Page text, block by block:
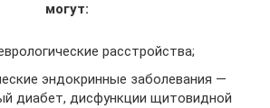
могут:
расстройства;
эндокринные заболевания —
диабет, дисфункции щитовидной